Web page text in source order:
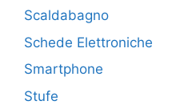
Scaldabagno
Schede Elettroniche
Smartphone
Stufe